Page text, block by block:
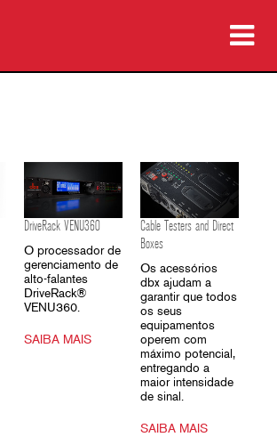
DriveRack VENU360
O processador de
gerenciamento de
alto-falantes
DriveRack®
VENU360.
SAIBA MAIS
Cable Testers and Direct
Boxes
Os acessórios
dbx ajudam a
garantir que todos
os seus
equipamentos
operem com
máximo potencial,
entregando a
maior intensidade
de sinal.
SAIBA MAIS